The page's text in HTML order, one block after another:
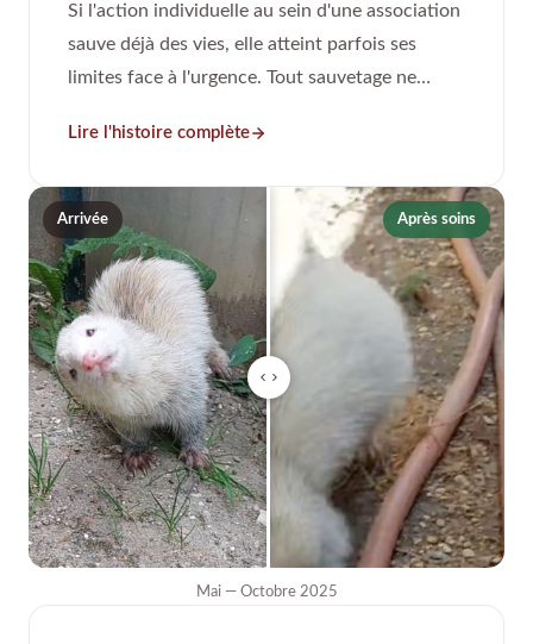
Si l'action individuelle au sein d'une association
sauve déjà des vies, elle atteint parfois ses
limites face à l'urgence. Tout sauvetage ne
mettions à plusieurs.
Lire l'histoire complète
Arrivée Après soins
Mai — Octobre 2025